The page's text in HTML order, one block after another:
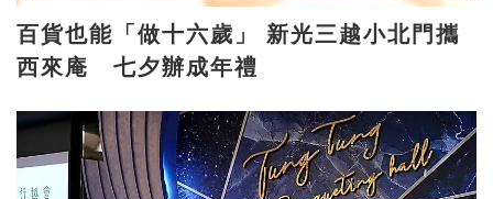
百貨也能「做十六歲」 新光三越小北門攜
西來庵 七夕辦成年禮